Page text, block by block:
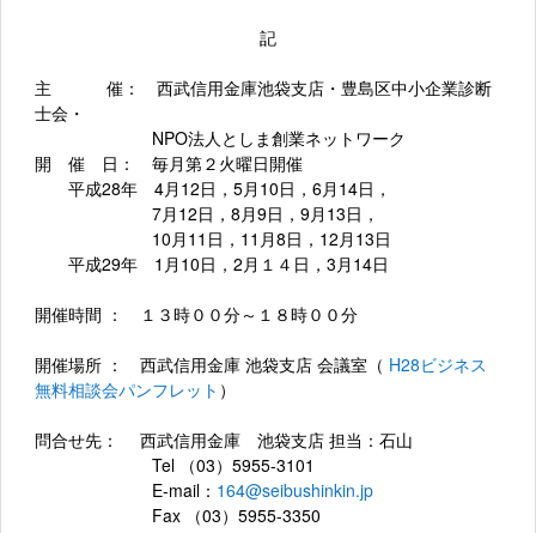
記
主 催： 西武信用金庫池袋支店・豊島区中小企業診断
士会・
NPO法人としま創業ネットワーク
開 催 日： 毎月第２火曜日開催
平成28年 4月12日，5月10日，6月14日，
7月12日，8月9日，9月13日，
10月11日，11月8日，12月13日
平成29年 1月10日，2月１４日，3月14日
開催時間 ： １３時００分～１８時００分
開催場所 ： 西武信用金庫 池袋支店 会議室（ H28ビジネス
無料相談会パンフレット ）
問合せ先： 西武信用金庫 池袋支店 担当：石山
Tel （03）5955-3101
E-mail： 164@seibushinkin.jp
Fax （03）5955-3350